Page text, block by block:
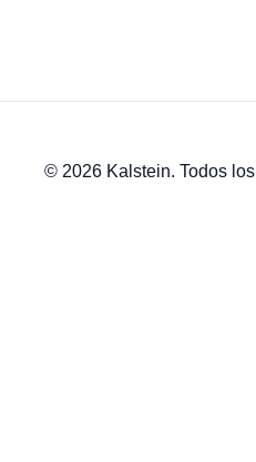
© 2026 Kalstein. Todos